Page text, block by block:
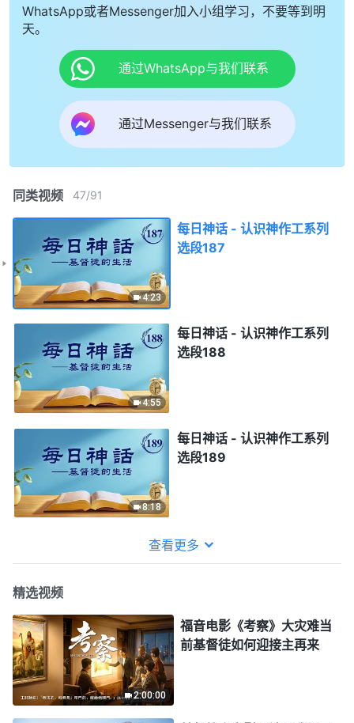
WhatsApp或者Messenger加入小组学习，不要等到明
天。
通过WhatsApp与我们联系
通过Messenger与我们联系
同类视频 47/91
4:23
每日神话 - 认识神作工系列
选段187
4:55
每日神话 - 认识神作工系列
选段188
8:18
每日神话 - 认识神作工系列
选段189
查看更多
精选视频
2:00:00
福音电影《考察》大灾难当
前基督徒如何迎接主再来